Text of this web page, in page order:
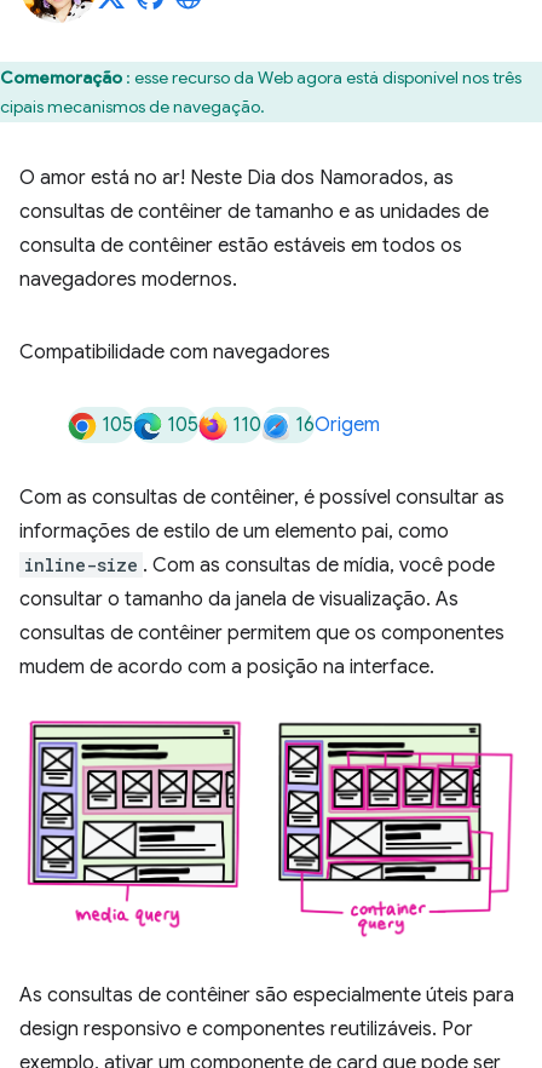
Comemoração : esse recurso da Web agora está disponível nos três
mecanismos de navegação.
O amor está no ar! Neste Dia dos Namorados, as
consultas de contêiner de tamanho e as unidades de
consulta de contêiner estão estáveis em todos os
navegadores modernos.
Compatibilidade com navegadores
105 105 110 16Origem
Com as consultas de contêiner, é possível consultar as
informações de estilo de um elemento pai, como
inline-size . Com as consultas de mídia, você pode
consultar o tamanho da janela de visualização. As
consultas de contêiner permitem que os componentes
mudem de acordo com a posição na interface.
As consultas de contêiner são especialmente úteis para
design responsivo e componentes reutilizáveis. Por
exemplo, ativar um componente de card que pode ser